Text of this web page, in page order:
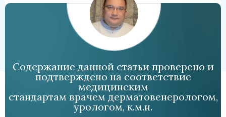
Содержание данной статьи проверено и
подтверждено на соответствие
медицинским
стандартам врачем дерматовенерологом,
урологом, к.м.н.